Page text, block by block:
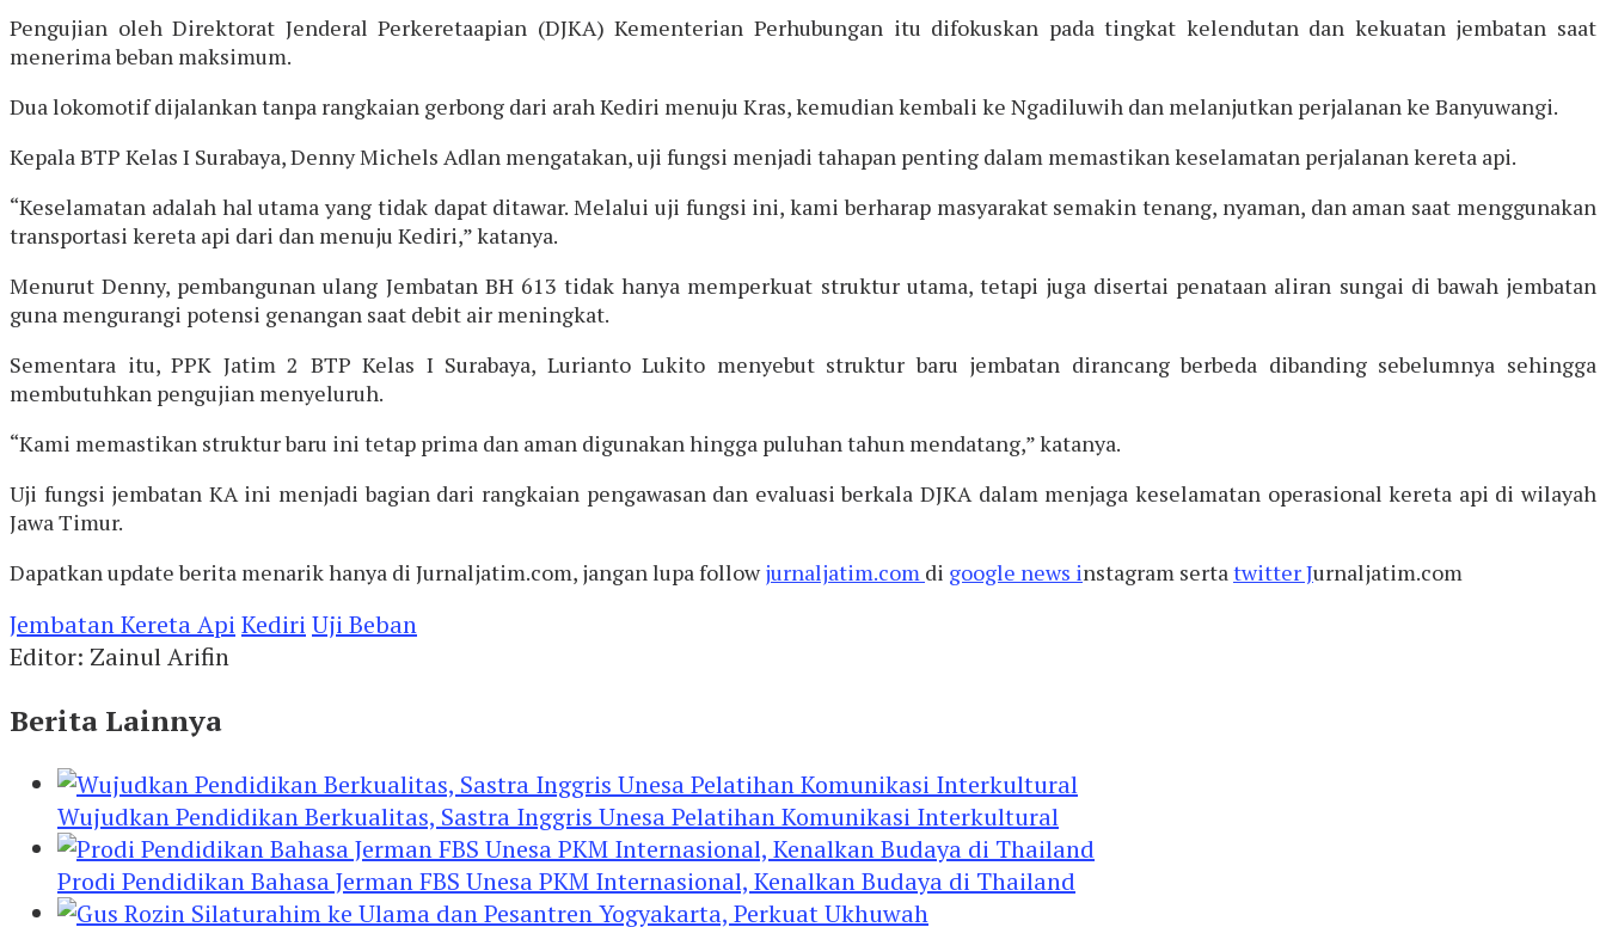
Pengujian oleh Direktorat Jenderal Perkeretaapian (DJKA) Kementerian Perhubungan itu difokuskan pada tingkat kelendutan dan kekuatan jembatan saat
menerima beban maksimum.
Dua lokomotif dijalankan tanpa rangkaian gerbong dari arah Kediri menuju Kras, kemudian kembali ke Ngadiluwih dan melanjutkan perjalanan ke Banyuwangi.
Kepala BTP Kelas I Surabaya, Denny Michels Adlan mengatakan, uji fungsi menjadi tahapan penting dalam memastikan keselamatan perjalanan kereta api.
“Keselamatan adalah hal utama yang tidak dapat ditawar. Melalui uji fungsi ini, kami berharap masyarakat semakin tenang, nyaman, dan aman saat menggunakan
transportasi kereta api dari dan menuju Kediri,” katanya.
Menurut Denny, pembangunan ulang Jembatan BH 613 tidak hanya memperkuat struktur utama, tetapi juga disertai penataan aliran sungai di bawah jembatan
guna mengurangi potensi genangan saat debit air meningkat.
Sementara itu, PPK Jatim 2 BTP Kelas I Surabaya, Lurianto Lukito menyebut struktur baru jembatan dirancang berbeda dibanding sebelumnya sehingga
membutuhkan pengujian menyeluruh.
“Kami memastikan struktur baru ini tetap prima dan aman digunakan hingga puluhan tahun mendatang,” katanya.
Uji fungsi jembatan KA ini menjadi bagian dari rangkaian pengawasan dan evaluasi berkala DJKA dalam menjaga keselamatan operasional kereta api di wilayah
Jawa Timur.
Dapatkan update berita menarik hanya di Jurnaljatim.com, jangan lupa followjurnaljatim.com di google news instagram serta twitter Jurnaljatim.com
Jembatan Kereta Api Kediri Uji Beban
Editor: Zainul Arifin
Berita Lainnya
Wujudkan Pendidikan Berkualitas, Sastra Inggris Unesa Pelatihan Komunikasi Interkultural
Prodi Pendidikan Bahasa Jerman FBS Unesa PKM Internasional, Kenalkan Budaya di Thailand